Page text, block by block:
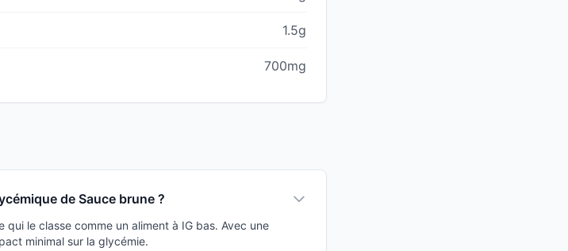
1.5g
700mg
de Sauce brune ?
le classe comme un aliment à IG bas. Avec une
minimal sur la glycémie.